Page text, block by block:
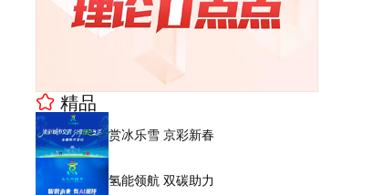
精品
赏冰乐雪 京彩新春
氢能领航 双碳助力